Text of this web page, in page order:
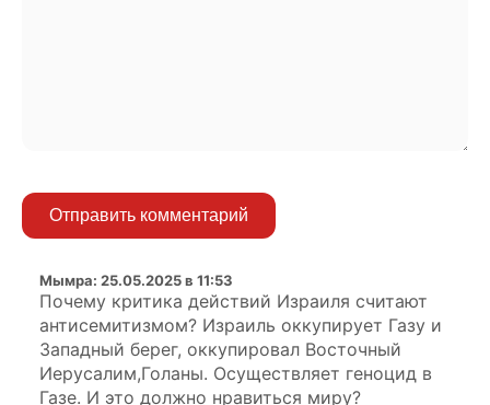
Отправить комментарий
Мымра: 25.05.2025 в 11:53
Почему критика действий Израиля считают
антисемитизмом? Израиль оккупирует Газу и
Западный берег, оккупировал Восточный
Иерусалим,Голаны. Осуществляет геноцид в
Газе. И это должно нравиться миру?